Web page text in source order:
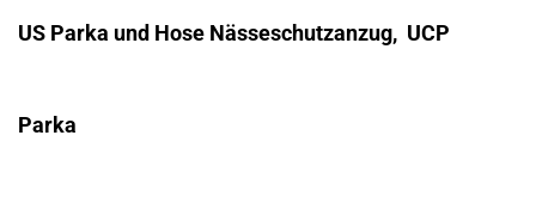
US Parka und Hose Nässeschutzanzug, UCP
Parka